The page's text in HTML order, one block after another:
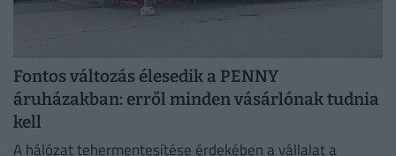
Fontos változás élesedik a PENNY
áruházakban: erről minden vásárlónak tudnia
kell
A hálózat tehermentesítése érdekében a vállalat a